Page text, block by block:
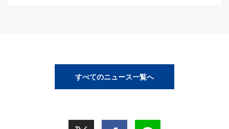
すべてのニュース一覧へ